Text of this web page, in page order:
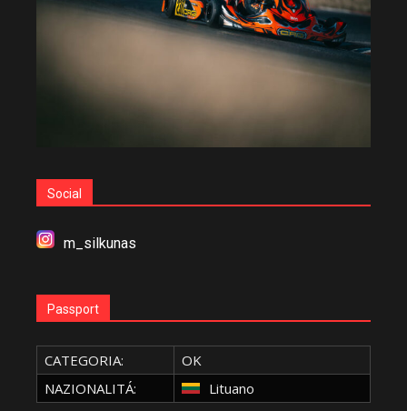
Social
m_silkunas
Passport
CATEGORIA:
OK
NAZIONALITÁ:
Lituano